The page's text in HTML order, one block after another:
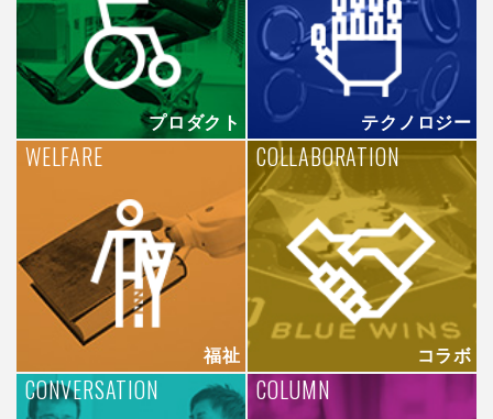
プロダクト テクノロジー
福祉
WELFARE
コラボ
COLLABORATION
CONVERSATION COLUMN